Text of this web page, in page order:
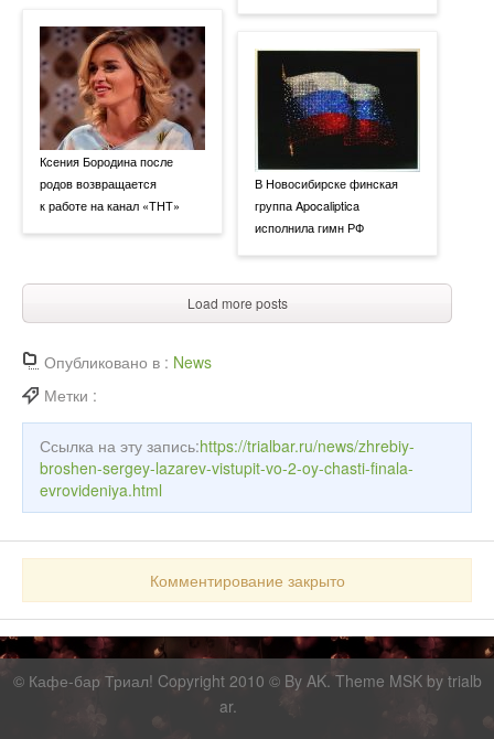
Ксения Бородина после
родов возвращается
к работе на канал «ТНТ»
В Новосибирске финская
группа Apocaliptica
исполнила гимн РФ
Load more posts
Опубликовано в : News
Метки :
Ссылка на эту запись:https://trialbar.ru/news/zhrebiy-
broshen-sergey-lazarev-vistupit-vo-2-oy-chasti-finala-
evrovideniya.html
Комментирование закрыто
© Кафе-бар Триал! Copyright 2010 © By AK. Theme MSK by trialb
ar.